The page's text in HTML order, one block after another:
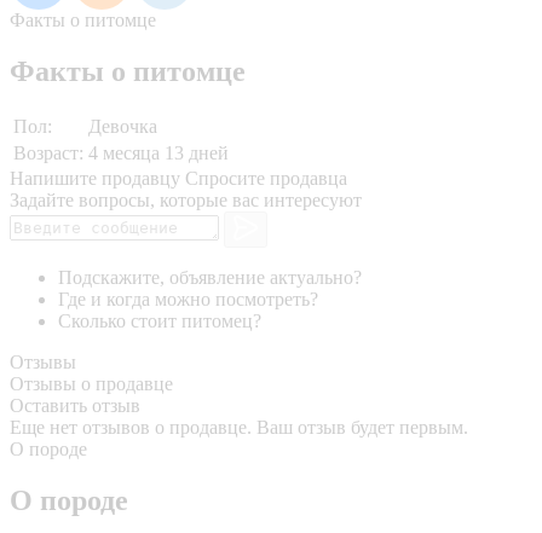
Факты о питомце
Факты о питомце
Пол:
Девочка
Возраст: 4 месяца 13 дней
Напишите продавцу Спросите продавца
Задайте вопросы, которые вас интересуют
Подскажите, объявление актуально?
Где и когда можно посмотреть?
Сколько стоит питомец?
Отзывы
Отзывы о продавце
Оставить отзыв
Еще нет отзывов о продавце. Ваш отзыв будет первым.
О породе
О породе